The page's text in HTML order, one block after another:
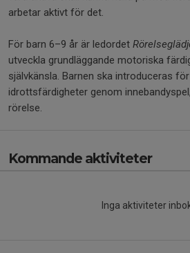
arbetar aktivt för det.
För barn 6–9 år är ledordet
utveckla grundläggande motoriska
självkänsla. Barnen ska introduceras
idrottsfärdigheter genom
rörelse.
Kommande aktiviteter
Inga aktiviteter